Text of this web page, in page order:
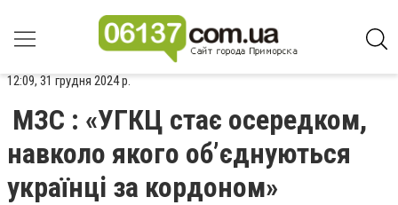
12:09, 31 грудня 2024 р.
МЗС : «УГКЦ стає осередком,
навколо якого об’єднуються
українці за кордоном»